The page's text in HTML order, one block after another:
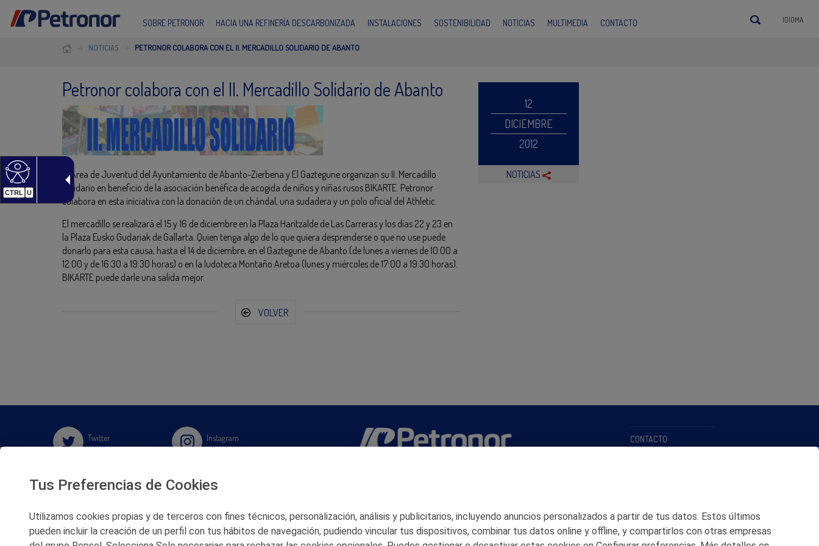
CTRL U
SOBRE PETRONOR HACIA UNA REFINERÍA DESCARBONIZADA INSTALACIONES SOSTENIBILIDAD NOTICIAS MULTIMEDIA CONTACTO IDIOMA
NOTICIAS PETRONOR COLABORA CON EL II. MERCADILLO SOLIDARIO DE ABANTO
Petronor colabora con el II. Mercadillo Solidario de Abanto
El Área de Juventud del Ayuntamiento de Abanto-Zierbena y El Gaztegune organizan su II. Mercadillo
Solidario en beneficio de la asociación benéfica de acogida de niños y niñas rusos BIKARTE. Petronor
colabora en esta iniciativa con la donación de un chándal, una sudadera y un polo oficial del Athletic.
El mercadillo se realizará el 15 y 16 de diciembre en la Plaza Haritzalde de Las Carreras y los días 22 y 23 en
la Plaza Eusko Gudariak de Gallarta. Quien tenga algo de lo que quiera desprenderse o que no use puede
donarlo para esta causa, hasta el 14 de diciembre, en el Gaztegune de Abanto (de lunes a viernes de 10:00 a
12:00 y de 16:30 a 19:30 horas) o en la ludoteca Montaño Aretoa (lunes y miércoles de 17:00 a 19:30 horas).
BIKARTE puede darle una salida mejor.
VOLVER
12
DICIEMBRE
2012
NOTICIAS
Twitter
Flickr
Instagram CONTACTO
AVISO LEGAL
POLITICA DE COOKIES
Tus Preferencias de Cookies
Utilizamos cookies propias y de terceros con fines técnicos, personalización, análisis y publicitarios, incluyendo anuncios personalizados a partir de tus datos. Estos últimos
pueden incluir la creación de un perfil con tus hábitos de navegación, pudiendo vincular tus dispositivos, combinar tus datos online y offline, y compartirlos con otras empresas